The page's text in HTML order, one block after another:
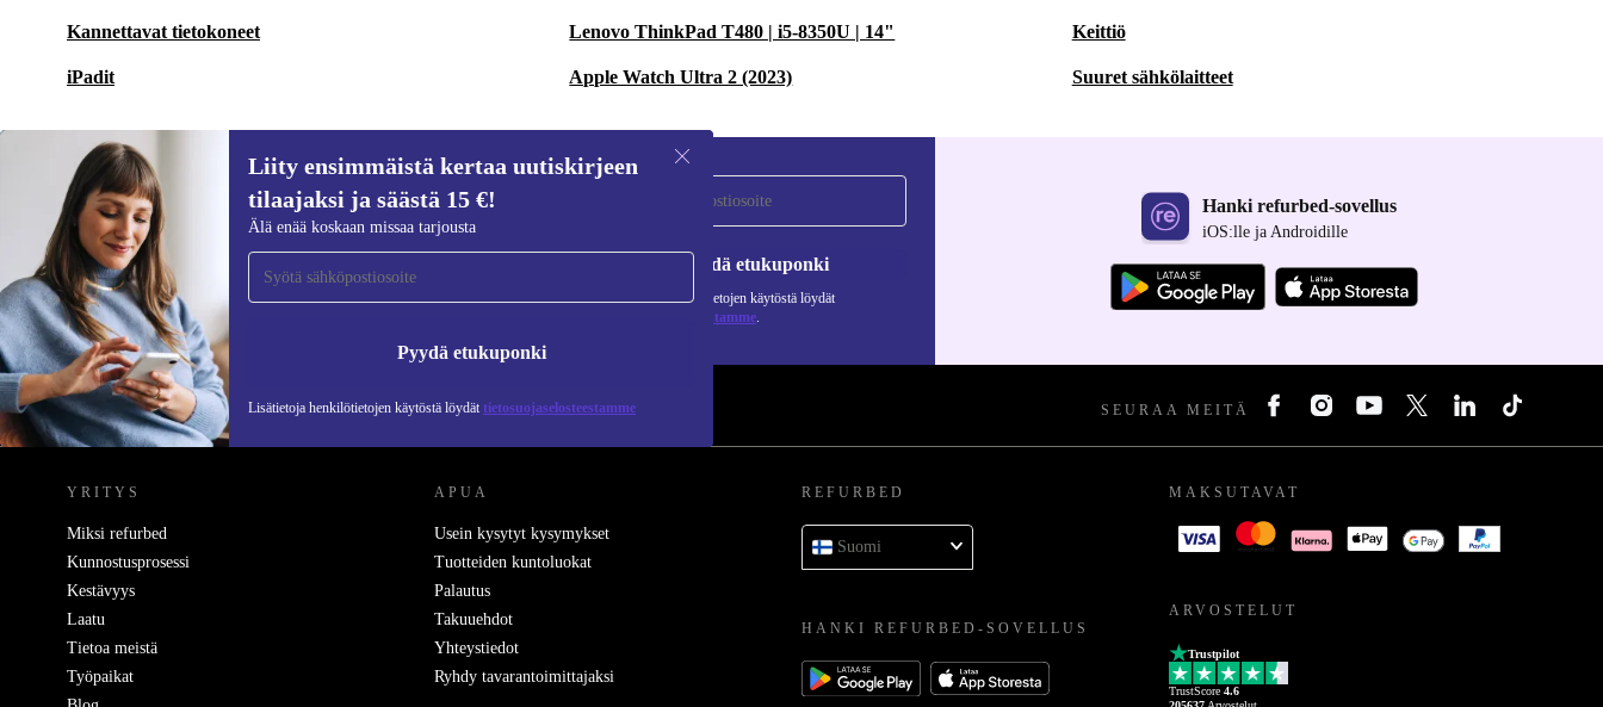
Kannettavat tietokoneet
iPadit
Lenovo ThinkPad T480 | i5-8350U | 14"
Apple Watch Ultra 2 (2023)
Keittiö
Suuret sähkölaitteet
Liity ensimmäistä kertaa uutiskirjeen
tilaajaksi ja säästä 15 €!
Älä enää koskaan missaa tarjousta
Pyydä etukuponki
Lisätietoja henkilötietojen käytöstä löydät tietosuojaselosteestamme
Liity ensimmäistä kertaa uutiskirjeen
tilaajaksi ja säästä 15 €!
Älä missaa enää yhtäkään tarjousta.
Pyydä etukuponki
Lisätietoja henkilötietojen käytöstä löydät
tietosuojaselosteestamme.
Hanki refurbed-sovellus
iOS:lle ja Androidille
REFURBED SUOMI - RETHINK NEW. SEURAA MEITÄ
YRITYS
Miksi refurbed
Kunnostusprosessi
Kestävyys
Laatu
Tietoa meistä
Työpaikat
APUA
Usein kysytyt kysymykset
Tuotteiden kuntoluokat
Palautus
Takuuehdot
Yhteystiedot
Ryhdy tavarantoimittajaksi
REFURBED
Suomi
HANKI REFURBED-SOVELLUS
MAKSUTAVAT
ARVOSTELUT
Trustpilot
TrustScore 4.6